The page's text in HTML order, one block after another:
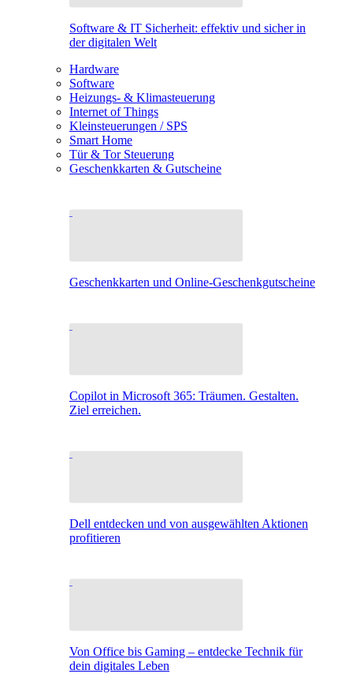
Software & IT Sicherheit: effektiv und sicher in
der digitalen Welt
Hardware
Software
Heizungs- & Klimasteuerung
Internet of Things
Kleinsteuerungen / SPS
Smart Home
Tür & Tor Steuerung
Geschenkkarten & Gutscheine
Geschenkkarten und Online-Geschenkgutscheine
Copilot in Microsoft 365: Träumen. Gestalten.
Ziel erreichen.
Dell entdecken und von ausgewählten Aktionen
profitieren
Von Office bis Gaming – entdecke Technik für
dein digitales Leben